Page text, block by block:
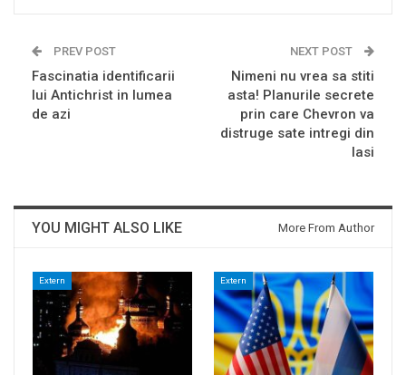
PREV POST
Fascinatia identificarii
lui Antichrist in lumea
de azi
NEXT POST
Nimeni nu vrea sa stiti
asta! Planurile secrete
prin care Chevron va
distruge sate intregi din
Iasi
YOU MIGHT ALSO LIKE More From Author
Extern Extern